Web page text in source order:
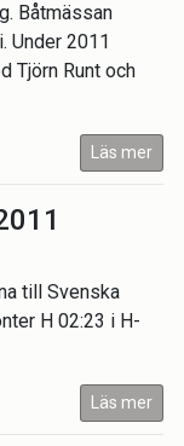
Båtmässan
Under 2011
Tjörn Runt och
Läs mer
till Svenska
H 02:23 i H-
Läs mer